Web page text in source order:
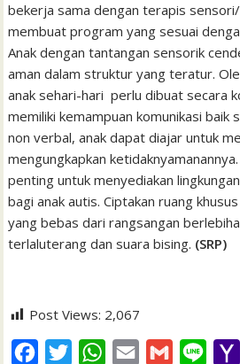
bekerja sama dengan terapis
membuat program yang sesuai
Anak dengan tantangan sensorik
aman dalam struktur yang teratur.
anak sehari-hari perlu dibuat secara
memiliki kemampuan komunikasi baik
non verbal, anak dapat diajar untuk
mengungkapkan
penting untuk menyediakan
bagi anak autis. Ciptakan ruang
yang bebas dari rangsangan
terlaluterang dan suara bising. (SRP)
Post Views: 2,067
W
G